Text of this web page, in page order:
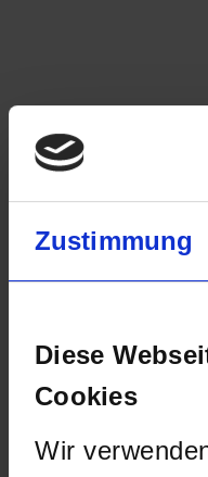
Zustimmung
Diese
Cookies
Wir
Geschenk